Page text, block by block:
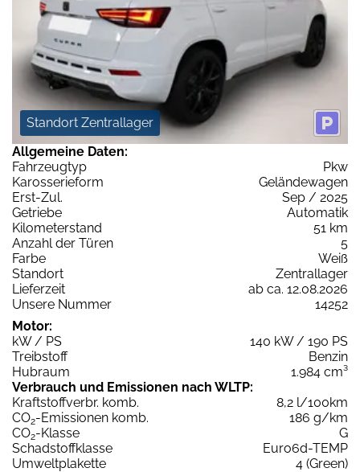
Standort Zentrallager
Allgemeine Daten:
Fahrzeugtyp
Pkw
Karosserieform
Geländewagen
Erst-Zul.
Sep / 2025
Getriebe
Automatik
Kilometerstand
51 km
Anzahl der Türen
5
Farbe
Weiß
Standort
Zentrallager
Lieferzeit
ab ca. 12.08.2026
Unsere Nummer
14252
Motor:
kW / PS
140 kW / 190 PS
Treibstoff
Benzin
Hubraum
1.984 cm³
Verbrauch und Emissionen nach WLTP:
Kraftstoffverbr. komb.
8,2 l/100km
CO2-Emissionen komb.
186 g/km
CO2-Klasse
G
Schadstoffklasse
Euro6d-TEMP
Umweltplakette
4 (Green)